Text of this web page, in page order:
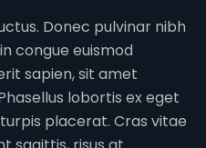
Donec pulvinar nibh
congue euismod
sapien, sit amet
lobortis ex eget
placerat. Cras vitae